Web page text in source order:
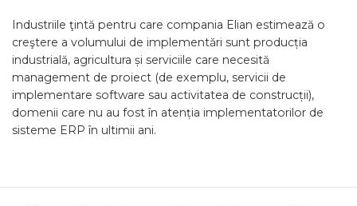
Industriile ţintă pentru care compania Elian estimează o
creştere a volumului de implementări sunt producția
industrială, agricultura și serviciile care necesită
management de proiect (de exemplu, servicii de
implementare software sau activitatea de construcții),
domenii care nu au fost în atenția implementatorilor de
sisteme ERP în ultimii ani.